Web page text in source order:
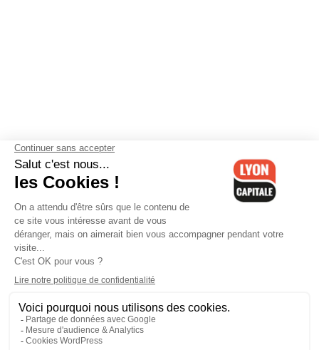
Contactez-nous-Mentions légales-CGV-Politique de
confidentialité-Gestion des cookies